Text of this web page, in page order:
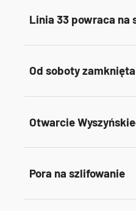
Linia 33 powraca na
Od soboty
Otwarcie
Pora na szlifowanie